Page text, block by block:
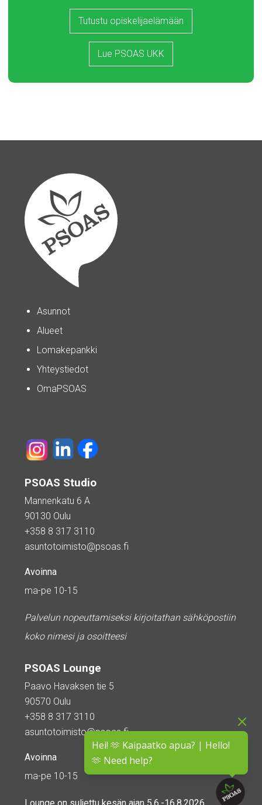
Hei! 🫶 Kaipaatko apua? | Hello!
🫶 Need help?
Tutustu opiskelijaelämään
Lue PSOAS UKK
Asunnot
Alueet
Lomakepankki
Yhteystiedot
OmaPSOAS
PSOAS Studio
Mannenkatu 6 A
90130 Oulu
+358 8 317 3110
asuntotoimisto@psoas.fi
Avoinna
ma-pe 10-15
Palvelun nopeuttamiseksi kirjoitathan sähköpostiin
koko nimesi ja osoitteesi
PSOAS Lounge
Paavo Havaksen tie 5
90570 Oulu
+358 8 317 3110
asuntotoimisto@psoas.fi
Avoinna
ma-pe 10-15